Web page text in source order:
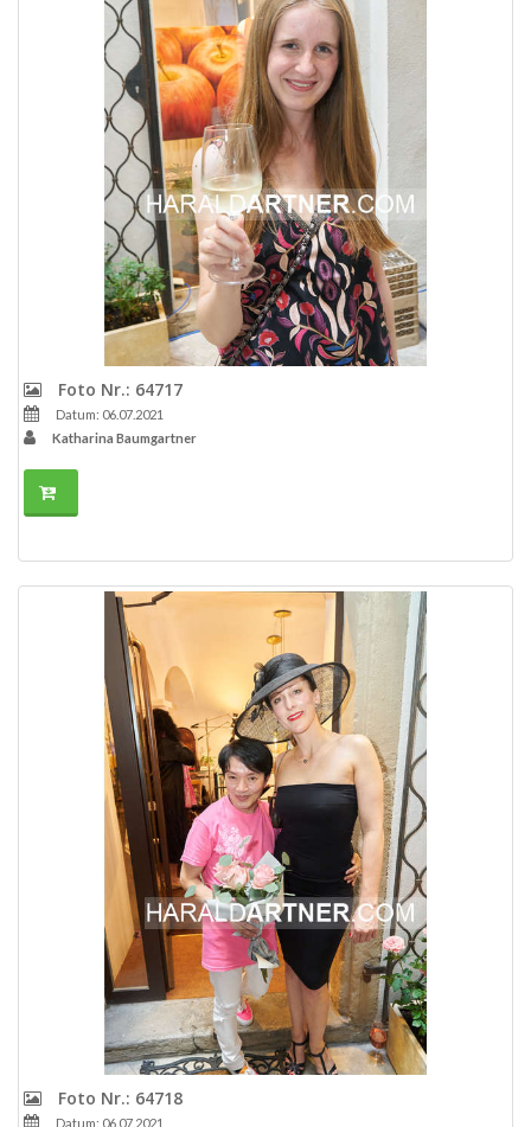
Foto Nr.: 64717
Datum: 06.07.2021
Katharina Baumgartner
Foto Nr.: 64718
Datum: 06.07.2021